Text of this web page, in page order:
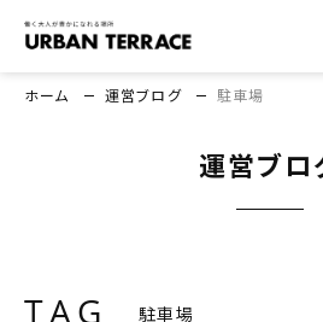
運営ブロ
ホーム 運営ブログ 駐車場
TAG 駐車場